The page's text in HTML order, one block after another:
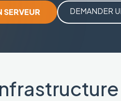
DEMANDER